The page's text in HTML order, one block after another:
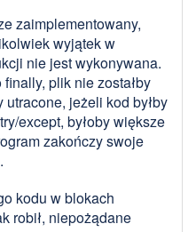
zaimplementowany,
wyjątek w
nie jest wykonywana.
finally, plik nie zostałby
utracone, jeżeli kod byłby
except, byłoby większe
zakończy swoje
kodu w blokach
robił, niepożądane